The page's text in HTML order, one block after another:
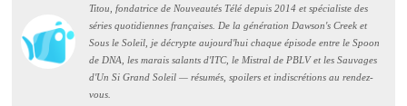
Titou, fondatrice de Nouveautés Télé depuis 2014 et spécialiste des
séries quotidiennes françaises. De la génération Dawson's Creek et
Sous le Soleil, je décrypte aujourd'hui chaque épisode entre le Spoon
de DNA, les marais salants d'ITC, le Mistral de PBLV et les Sauvages
d'Un Si Grand Soleil — résumés, spoilers et indiscrétions au rendez-
vous.